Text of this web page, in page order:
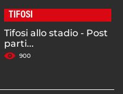
TIFOSI
Tifosi allo stadio - Post
parti...
900